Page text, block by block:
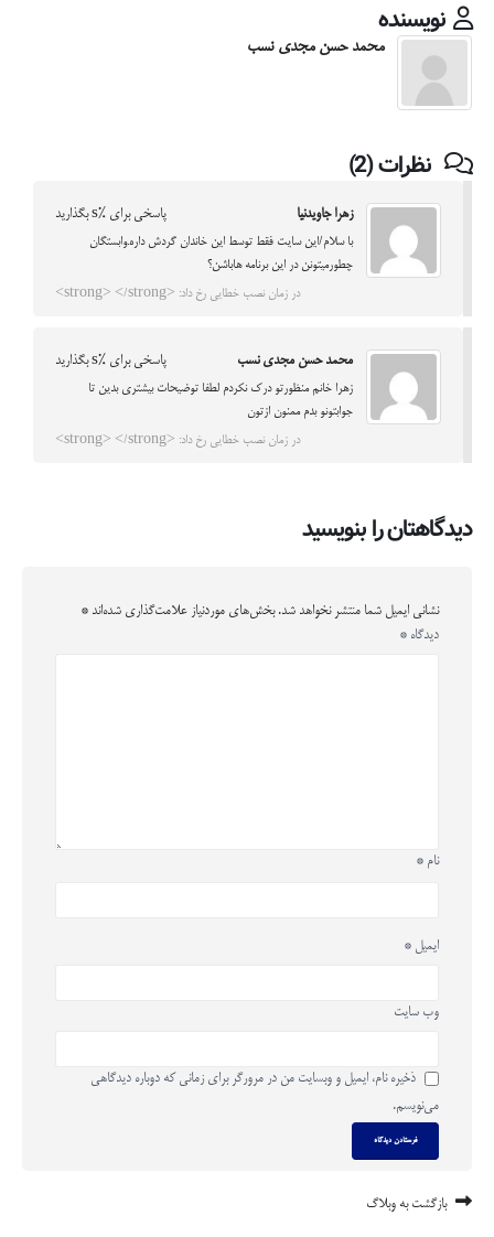
نویسنده
محمد حسن مجدی نسب
نظرات (2)
زهرا جاویدنیا پاسخی برای %s بگذارید
با سلام/این سایت فقط توسط این خاندان گردش داره.وابستگان
چطورمیتونن در این برنامه هاباشن؟
در زمان نصب خطایی رخ داد: <strong> </strong>
محمد حسن مجدی نسب پاسخی برای %s بگذارید
زهرا خانم منظورتو درک نکردم لطفا توضیحات بیشتری بدین تا
جوابتونو بدم ممنون ازتون
در زمان نصب خطایی رخ داد: <strong> </strong>
دیدگاهتان را بنویسید
نشانی ایمیل شما منتشر نخواهد شد. بخش‌های موردنیاز علامت‌گذاری شده‌اند *
دیدگاه *
نام *
ایمیل *
وب‌ سایت
ذخیره نام، ایمیل و وبسایت من در مرورگر برای زمانی که دوباره دیدگاهی
می‌نویسم.
بازگشت به وبلاگ